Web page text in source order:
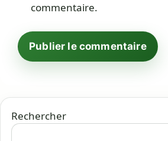
commentaire.
Rechercher